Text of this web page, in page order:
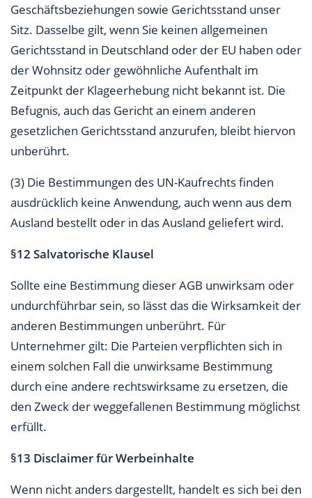
Geschäftsbeziehungen sowie Gerichtsstand unser
Sitz. Dasselbe gilt, wenn Sie keinen allgemeinen
Gerichtsstand in Deutschland oder der EU haben oder
der Wohnsitz oder gewöhnliche Aufenthalt im
Zeitpunkt der Klageerhebung nicht bekannt ist. Die
Befugnis, auch das Gericht an einem anderen
gesetzlichen Gerichtsstand anzurufen, bleibt hiervon
unberührt.
(3) Die Bestimmungen des UN-Kaufrechts finden
ausdrücklich keine Anwendung, auch wenn aus dem
Ausland bestellt oder in das Ausland geliefert wird.
§12 Salvatorische Klausel
Sollte eine Bestimmung dieser AGB unwirksam oder
undurchführbar sein, so lässt das die Wirksamkeit der
anderen Bestimmungen unberührt. Für
Unternehmer gilt: Die Parteien verpflichten sich in
einem solchen Fall die unwirksame Bestimmung
durch eine andere rechtswirksame zu ersetzen, die
den Zweck der weggefallenen Bestimmung möglichst
erfüllt.
§13 Disclaimer für Werbeinhalte
Wenn nicht anders dargestellt, handelt es sich bei den